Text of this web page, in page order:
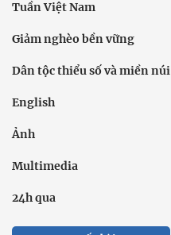
Tuần Việt Nam
Giảm nghèo bền vững
Dân tộc thiểu số và miền núi
English
Ảnh
Multimedia
24h qua